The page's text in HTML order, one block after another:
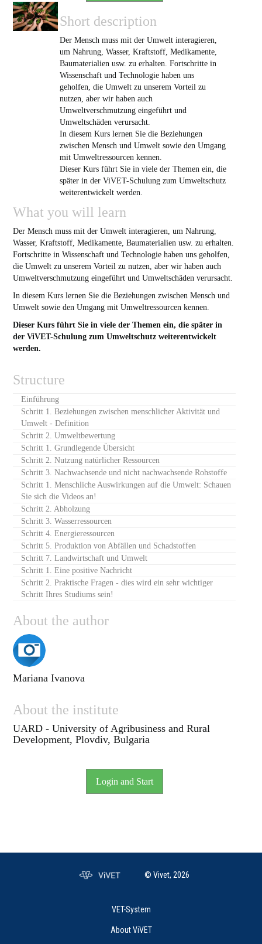
Short description
Der Mensch muss mit der Umwelt interagieren,
um Nahrung, Wasser, Kraftstoff, Medikamente,
Baumaterialien usw. zu erhalten. Fortschritte in
Wissenschaft und Technologie haben uns
geholfen, die Umwelt zu unserem Vorteil zu
nutzen, aber wir haben auch
Umweltverschmutzung eingeführt und
Umweltschäden verursacht.
In diesem Kurs lernen Sie die Beziehungen
zwischen Mensch und Umwelt sowie den Umgang
mit Umweltressourcen kennen.
Dieser Kurs führt Sie in viele der Themen ein, die
später in der ViVET-Schulung zum Umweltschutz
weiterentwickelt werden.
What you will learn
Der Mensch muss mit der Umwelt interagieren, um Nahrung,
Wasser, Kraftstoff, Medikamente, Baumaterialien usw. zu erhalten.
Fortschritte in Wissenschaft und Technologie haben uns geholfen,
die Umwelt zu unserem Vorteil zu nutzen, aber wir haben auch
Umweltverschmutzung eingeführt und Umweltschäden verursacht.
In diesem Kurs lernen Sie die Beziehungen zwischen Mensch und
Umwelt sowie den Umgang mit Umweltressourcen kennen.
Dieser Kurs führt Sie in viele der Themen ein, die später in
der ViVET-Schulung zum Umweltschutz weiterentwickelt
werden.
Structure
Einführung
Schritt 1. Beziehungen zwischen menschlicher Aktivität und
Umwelt - Definition
Schritt 2. Umweltbewertung
Schritt 1. Grundlegende Übersicht
Schritt 2. Nutzung natürlicher Ressourcen
Schritt 3. Nachwachsende und nicht nachwachsende Rohstoffe
Schritt 1. Menschliche Auswirkungen auf die Umwelt: Schauen
Sie sich die Videos an!
Schritt 2. Abholzung
Schritt 3. Wasserressourcen
Schritt 4. Energieressourcen
Schritt 5. Produktion von Abfällen und Schadstoffen
Schritt 7. Landwirtschaft und Umwelt
Schritt 1. Eine positive Nachricht
Schritt 2. Praktische Fragen - dies wird ein sehr wichtiger
Schritt Ihres Studiums sein!
About the author
Mariana Ivanova
About the institute
UARD - University of Agribusiness and Rural
Development, Plovdiv, Bulgaria
Login and Start
© Vivet, 2026
VET-System
About ViVET